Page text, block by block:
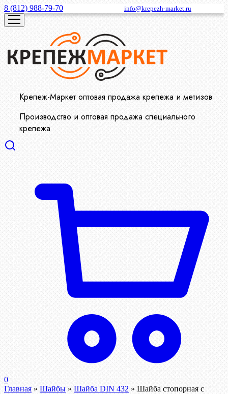
8 (812) 988-79-70 info@krepezh-market.ru
Крепеж-Маркет оптовая продажа крепежа и метизов
Производство и оптовая продажа специального
крепежа
0
Главная » Шайбы » Шайба DIN 432 » Шайба стопорная с